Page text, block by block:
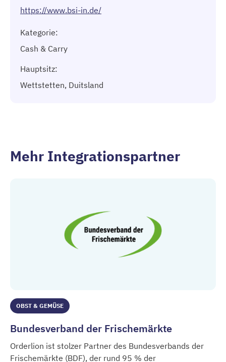
https://www.bsi-in.de/
Kategorie:
Cash & Carry
Hauptsitz:
Wettstetten, Duitsland
Mehr Integrationspartner
OBST & GEMÜSE
Bundesverband der Frischemärkte
Orderlion ist stolzer Partner des Bundesverbands der
Frischemärkte (BDF), der rund 95 % der